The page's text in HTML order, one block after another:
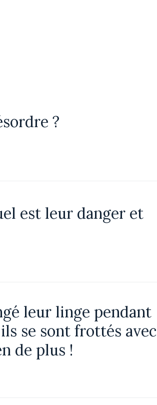
?
est leur danger et
leur linge pendant
se sont frottés avec
de plus !